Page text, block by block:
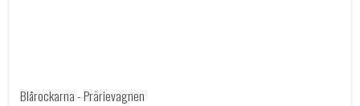
Blårockarna - Prärievagnen